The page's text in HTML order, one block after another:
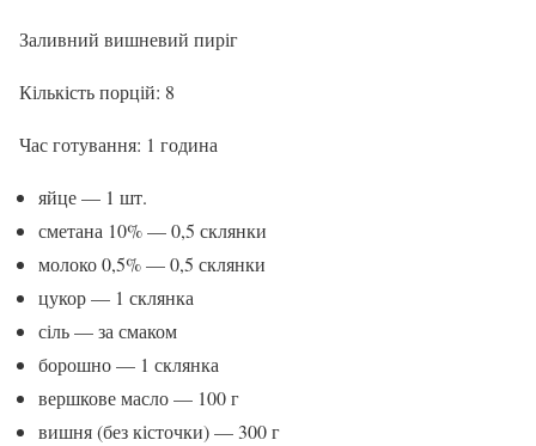
Заливний вишневий пиріг
Кількість порцій: 8
Час готування: 1 година
яйце — 1 шт.
сметана 10% — 0,5 склянки
молоко 0,5% — 0,5 склянки
цукор — 1 склянка
сіль — за смаком
борошно — 1 склянка
вершкове масло — 100 г
вишня (без кісточки) — 300 г